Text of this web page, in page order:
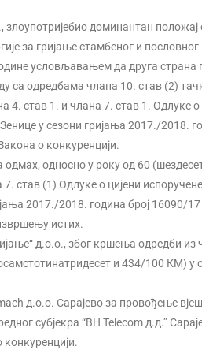
злоупотријебио доминантан
за гријање стамбеног и
условљавањем да друга страна
са одредбама члана 10. став (2)
став 1. и члана 7. став 1. Одлуке о
у сезони гријања 2017./2018.
о конкуренцији.
односно у року од 60
став (1) Одлуке о цијени испоручене
2017./2018. година број 16090/
истих.
д.о.о., због кршења одредби
и 434/100 КМ) у
д.о.о. Сарајево за провођење
субјекра “BH Telecom д.д.”